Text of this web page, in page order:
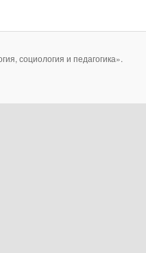
социология и педагогика».